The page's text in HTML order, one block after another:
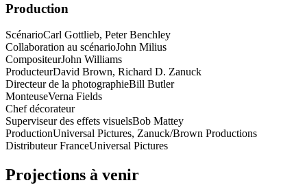
Production
ScénarioCarl Gottlieb, Peter Benchley
Collaboration au scénarioJohn Milius
CompositeurJohn Williams
ProducteurDavid Brown, Richard D. Zanuck
Directeur de la photographieBill Butler
MonteuseVerna Fields
Chef décorateur
Superviseur des effets visuelsBob Mattey
ProductionUniversal Pictures, Zanuck/Brown Productions
Distributeur FranceUniversal Pictures
Projections à venir